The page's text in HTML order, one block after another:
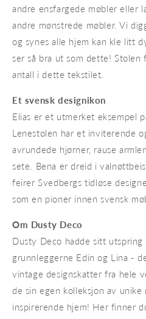
andre ensfargede møbler eller
andre mønstrede møbler. Vi
og synes alle hjem kan kle litt
ser så bra ut som dette!
antall i dette tekstilet.
Et svensk designikon
Elias er et utmerket eksempel
Lenestolen har et inviterende
avrundede hjørner, rause
sete. Bena er dreid i
feirer Svedbergs tidløse
som en pioner innen svensk
Om Dusty Deco
Dusty Deco hadde sitt
grunnleggerne Edin og Lina -
vintage designskatter fra hele
de sin egen kolleksjon av unike
inspirerende hjem! Her finner